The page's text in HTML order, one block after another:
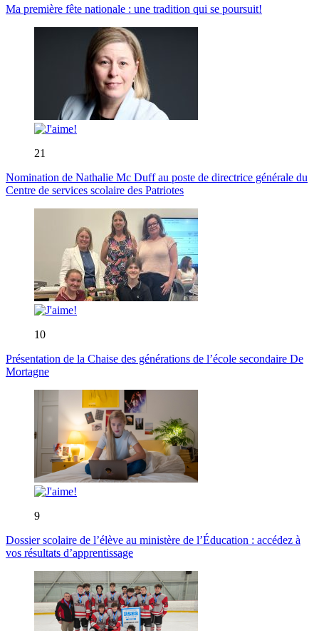
Ma première fête nationale : une tradition qui se poursuit!
21
Nomination de Nathalie Mc Duff au poste de directrice générale du
Centre de services scolaire des Patriotes
10
Présentation de la Chaise des générations de l’école secondaire De
Mortagne
9
Dossier scolaire de l’élève au ministère de l’Éducation : accédez à
vos résultats d’apprentissage